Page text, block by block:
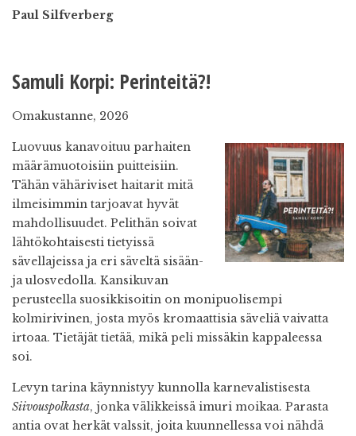
Paul Silfverberg
Samuli Korpi: Perinteitä?!
Omakustanne, 2026
Luovuus kanavoituu parhaiten
määrämuotoisiin puitteisiin.
Tähän vähäriviset haitarit mitä
ilmeisimmin tarjoavat hyvät
mahdollisuudet. Pelithän soivat
lähtökohtaisesti tietyissä
sävellajeissa ja eri säveltä sisään-
ja ulosvedolla. Kansikuvan
perusteella suosikkisoitin on monipuolisempi
kolmirivinen, josta myös kromaattisia säveliä vaivatta
irtoaa. Tietäjät tietää, mikä peli missäkin kappaleessa
soi.
Levyn tarina käynnistyy kunnolla karnevalistisesta
Siivouspolkasta, jonka välikkeissä imuri moikaa. Parasta
antia ovat herkät valssit, joita kuunnellessa voi nähdä